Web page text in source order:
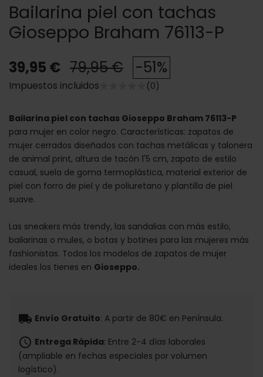
Bailarina piel con tachas
Gioseppo Braham 76113-P
39,95 € 79,95 € -51%
Impuestos incluidos (0)
Bailarina piel con tachas Gioseppo Braham 76113-P
para mujer en color negro. Características: zapatos de
mujer cerrados diseñados con tachas metálicas y talonera
de animal print, altura de tacón 1'5 cm, zapato de estilo
casual, suela de goma termoplástica, material exterior de
piel con forro de piel y de poliuretano y plantilla de piel
suave.
Las sneakers más trendy, las sandalias con más estilo,
bailarinas o mules, o botas y botines para las mujeres más
fashionistas. Todos los modelos de zapatos de mujer
ideales los tienes en Gioseppo.
local_shipping Envío Gratuito: A partir de 80€ en Península.
schedule Entrega Rápida: Entre 2-4 días laborales
(ampliable en fechas especiales por volumen
logístico).